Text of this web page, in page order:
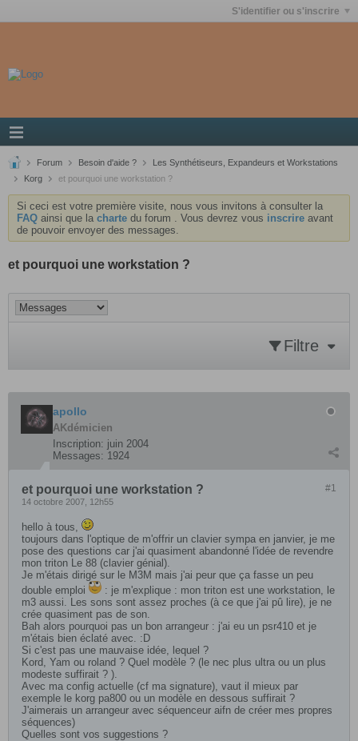
S'identifier ou s'inscrire
Forum Besoin d'aide ?
Les Synthétiseurs, Expandeurs et Workstations
Korg
et pourquoi une workstation ?
Si ceci est votre première visite, nous vous invitons à consulter la
FAQ ainsi que la charte du forum . Vous devrez vous inscrire avant
de pouvoir envoyer des messages.
et pourquoi une workstation ?
Filtre
apollo
AKdémicien
Inscription: juin 2004
Messages: 1924
#1
et pourquoi une workstation ?
14 octobre 2007, 12h55
hello à tous,
toujours dans l'optique de m'offrir un clavier sympa en janvier, je me
pose des questions car j'ai quasiment abandonné l'idée de revendre
mon triton Le 88 (clavier génial).
Je m'étais dirigé sur le M3M mais j'ai peur que ça fasse un peu
double emploi
: je m'explique : mon triton est une workstation, le
m3 aussi. Les sons sont assez proches (à ce que j'ai pû lire), je ne
crée quasiment pas de son.
Bah alors pourquoi pas un bon arrangeur : j'ai eu un psr410 et je
m'étais bien éclaté avec. :D
Si c'est pas une mauvaise idée, lequel ?
Kord, Yam ou roland ? Quel modèle ? (le nec plus ultra ou un plus
modeste suffirait ? ).
Avec ma config actuelle (cf ma signature), vaut il mieux par
exemple le korg pa800 ou un modèle en dessous suffirait ?
J'aimerais un arrangeur avec séquenceur aifn de créer mes propres
séquences)
Quelles sont vos suggestions ?